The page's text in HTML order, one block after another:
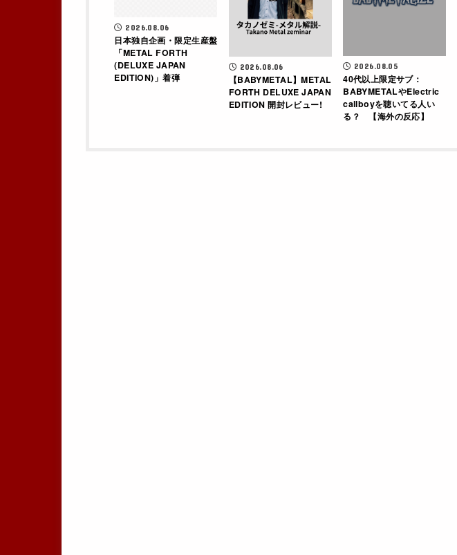
2026.08.06
日本独自企画・限定生産盤
「METAL FORTH
(DELUXE JAPAN
EDITION)」着弾
2026.08.06
【BABYMETAL】METAL
FORTH DELUXE JAPAN
EDITION 開封レビュー!
2026.08.05
40代以上限定サブ：
BABYMETALやElectric
callboyを聴いてる人い
る？ 【海外の反応】